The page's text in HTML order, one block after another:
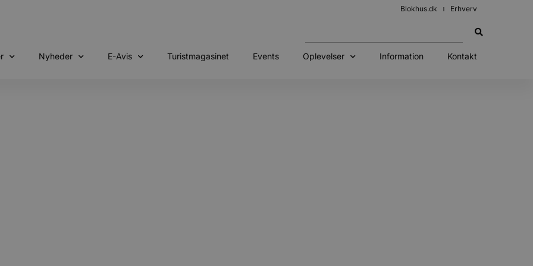
Blokhus.dk Erhverv
Nyheder E-Avis Turistmagasinet Events Oplevelser Information Kontakt